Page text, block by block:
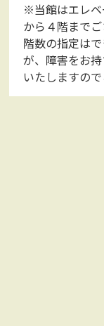
※当館はエレベ
から４階までご
階数の指定は
が、障害をお
いたしますの